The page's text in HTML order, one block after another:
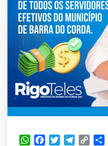
WhatsApp
Facebook
TwitterTelegram
Copy